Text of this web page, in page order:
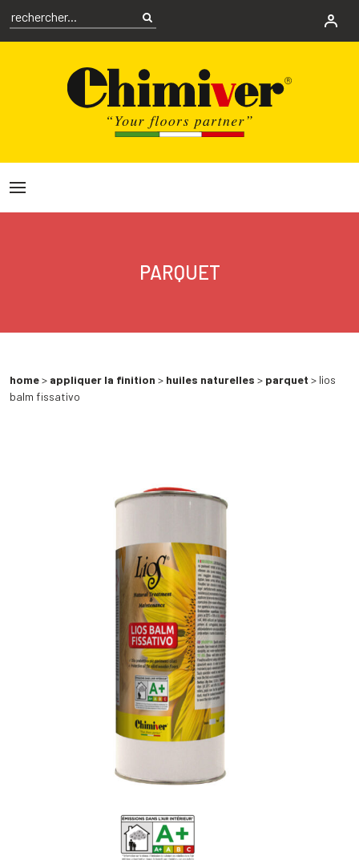
PARQUET
home> appliquer la finition > huiles naturelles > parquet > lios
balm fissativo